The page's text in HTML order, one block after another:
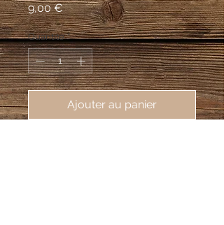
9,00 €Prix
Quantité *
Ajouter au panier